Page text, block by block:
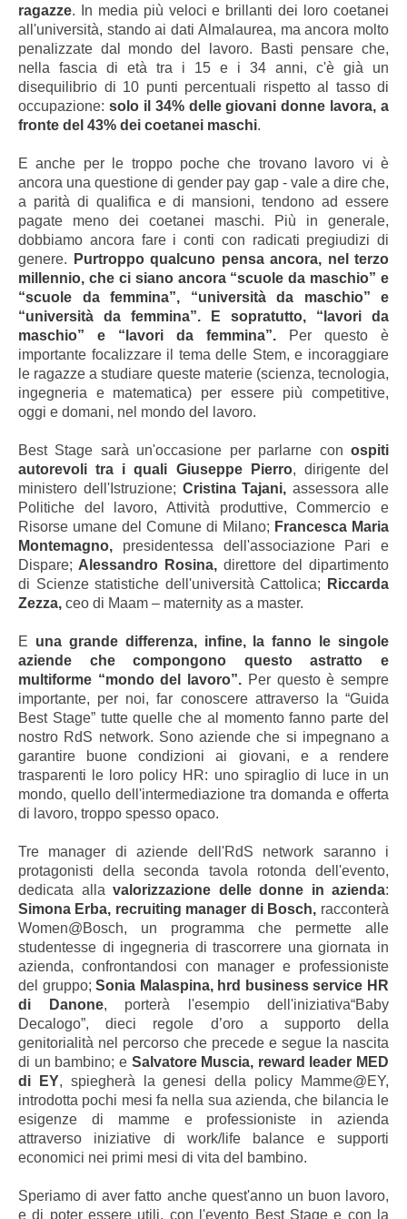
ragazze. In media più veloci e brillanti dei loro coetanei
all'università, stando ai dati Almalaurea, ma ancora molto
penalizzate dal mondo del lavoro. Basti pensare che,
nella fascia di età tra i 15 e i 34 anni, c'è già un
disequilibrio di 10 punti percentuali rispetto al tasso di
occupazione: solo il 34% delle giovani donne lavora, a
fronte del 43% dei coetanei maschi.
E anche per le troppo poche che trovano lavoro vi è
ancora una questione di gender pay gap - vale a dire che,
a parità di qualifica e di mansioni, tendono ad essere
pagate meno dei coetanei maschi. Più in generale,
dobbiamo ancora fare i conti con radicati pregiudizi di
genere.
Purtroppo qualcuno pensa ancora, nel terzo
millennio, che ci siano ancora “scuole da maschio” e
“scuole da femmina”, “università da maschio” e
“università da femmina”. E sopratutto, “lavori da
maschio” e “lavori da femmina”. Per questo è
importante focalizzare il tema delle Stem, e incoraggiare
le ragazze a studiare queste materie (scienza, tecnologia,
ingegneria e matematica) per essere più competitive,
oggi e domani, nel mondo del lavoro.
Best Stage sarà un'occasione per parlarne con ospiti
autorevoli tra i quali Giuseppe Pierro, dirigente del
ministero dell'Istruzione; Cristina Tajani,assessora alle
Politiche del lavoro, Attività produttive, Commercio e
Risorse umane del Comune di Milano; Francesca Maria
Montemagno, presidentessa dell'associazione Pari e
Dispare; Alessandro Rosina, direttore del dipartimento
di Scienze statistiche dell'università Cattolica;
Riccarda
Zezza, ceo di Maam – maternity as a master.
E una grande differenza, infine, la fanno le singole
aziende che compongono questo astratto e
multiforme “mondo del lavoro”. Per questo è sempre
importante, per noi, far conoscere attraverso la “Guida
Best Stage” tutte quelle che al momento fanno parte del
nostro RdS network. Sono aziende che si impegnano a
garantire buone condizioni ai giovani, e a rendere
trasparenti le loro policy HR: uno spiraglio di luce in un
mondo, quello dell'intermediazione tra domanda e offerta
di lavoro, troppo spesso opaco.
Tre manager di aziende dell'RdS network saranno i
protagonisti della seconda tavola rotonda dell'evento,
dedicata alla valorizzazione delle donne in azienda:
Simona Erba, recruiting manager di Bosch, racconterà
Women@Bosch, un programma che permette alle
studentesse di ingegneria di trascorrere una giornata in
azienda, confrontandosi con manager e professioniste
del gruppo;Sonia Malaspina, hrd business service HR
di Danone, porterà l'esempio dell'iniziativa“Baby
Decalogo”, dieci regole d’oro a supporto della
genitorialità nel percorso che precede e segue la nascita
di un bambino; e Salvatore Muscia, reward leader MED
di EY, spiegherà la genesi della policy Mamme@EY,
introdotta pochi mesi fa nella sua azienda, che bilancia le
esigenze di mamme e professioniste in azienda
attraverso iniziative di work/life balance e supporti
economici nei primi mesi di vita del bambino.
Speriamo di aver fatto anche quest'anno un buon lavoro,
e di poter essere utili, con l'evento Best Stage e con la